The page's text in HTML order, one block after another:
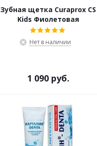
Зубная щетка Curaprox CS
Kids Фиолетовая
Нет в наличии
1 090 руб.